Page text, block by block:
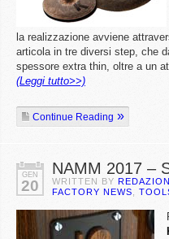
la realizzazione avviene
articola in tre diversi step, che
spessore extra thin, oltre a un
(Leggi tutto>>)
Continue Reading
GEN
20
NAMM 2017 –
WRITTEN BY
FACTORY NEWS